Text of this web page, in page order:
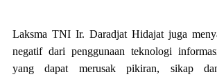
Laksma TNI Ir. Daradjat Hidajat juga
negatif dari penggunaan teknologi
yang dapat merusak pikiran, sikap